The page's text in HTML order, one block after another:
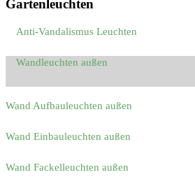
Gartenleuchten
Anti-Vandalismus Leuchten
Wandleuchten außen
Wand Aufbauleuchten außen
Wand Einbauleuchten außen
Wand Fackelleuchten außen